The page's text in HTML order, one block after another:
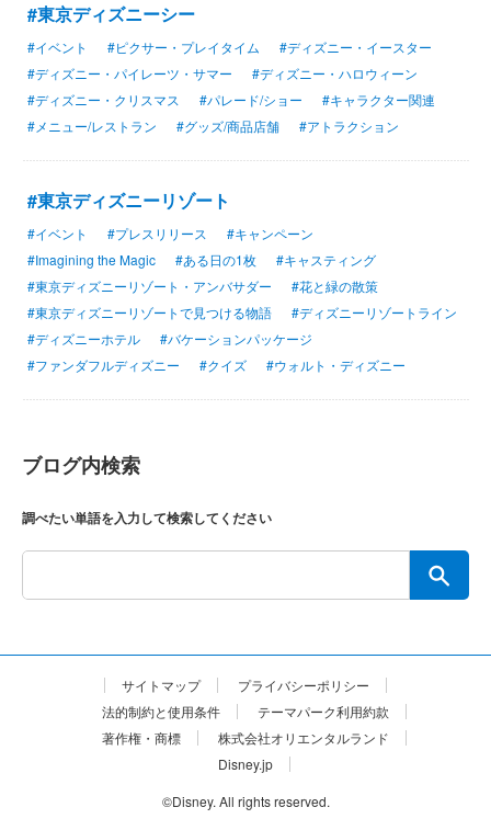
#東京ディズニーシー
#イベント #ピクサー・プレイタイム
#ディズニー・イースター
#ディズニー・パイレーツ・サマー
#ディズニー・ハロウィーン
#ディズニー・クリスマス
#パレード/ショー
#キャラクター関連
#メニュー/レストラン
#グッズ/商品店舗 #アトラクション
#東京ディズニーリゾート
#イベント #プレスリリース
#キャンペーン
#Imagining the Magic
#ある日の1枚
#キャスティング
#東京ディズニーリゾート・アンバサダー
#花と緑の散策
#東京ディズニーリゾートで見つける物語
#ディズニーリゾートライン
#ディズニーホテル
#バケーションパッケージ
#ファンダフルディズニー
#クイズ #ウォルト・ディズニー
ブログ内検索
調べたい単語を入力して検索してください
サイトマップ
プライバシーポリシー
法的制約と使用条件
テーマパーク利用約款
著作権・商標
株式会社オリエンタルランド
Disney.jp
©Disney. All rights reserved.